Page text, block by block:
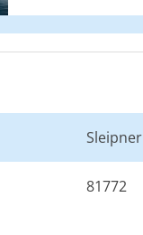
Sleipner
81772